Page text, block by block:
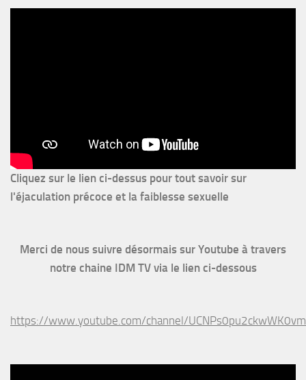
Cliquez sur le lien ci-dessus pour tout savoir sur
l'éjaculation précoce et la faiblesse sexuelle
Merci de nous suivre désormais sur Youtube à travers
notre chaine IDM TV via le lien ci-dessous
https://www.youtube.com/channel/